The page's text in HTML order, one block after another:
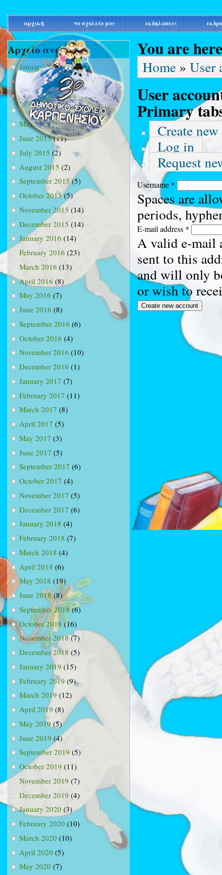
main_menu
αρχική το σχολείο μας εκδηλώσεις
Αρχείο ανά μήνα
January 2015(3)
February 2015(9)
March 2015(34)
April 2015(15)
May 2015(13)
June 2015(11)
July 2015 (2)
August 2015 (2)
September 2015(5)
October 2015(5)
November 2015 (14)
December 2015 (14)
January 2016 (14)
February 2016 (23)
March 2016 (13)
April 2016 (8)
May 2016 (7)
June 2016 (8)
September 2016 (6)
October 2016 (4)
November 2016 (10)
December 2016 (1)
January 2017 (7)
February 2017 (11)
March 2017 (8)
April 2017 (5)
May 2017 (3)
June 2017 (5)
September 2017 (6)
October 2017 (4)
November 2017 (5)
December 2017 (6)
January 2018 (4)
February 2018 (7)
March 2018 (4)
April 2018 (6)
May 2018 (19)
June 2018(8)
September 2018(6)
October 2018(16)
November 2018(7)
December 2018 (5)
January 2019 (15)
February 2019 (9)
March 2019 (12)
April 2019 (8)
May 2019(5)
June 2019 (4)
September 2019 (5)
October 2019 (11)
November 2019 (7)
December 2019 (4)
January 2020 (3)
February 2020 (10)
March 2020 (10)
April 2020 (5)
May 2020 (7)
You are here
Home » User
User
Primary
Create
Log in
Request
Username *
Spaces are
periods,
E-mail address *
A valid e-mail
sent to this
and will only
or wish to